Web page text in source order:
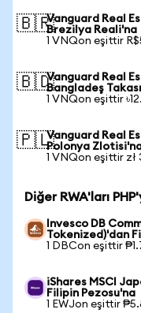
🇧🇷Vanguard Real
Brezilya Reali'na
1 VNQon eşittir
🇧🇩Vanguard Real
Bangladeş
1 VNQon eşittir
🇵🇱Vanguard Real
Polonya
1 VNQon eşittir zł
Diğer RWA'ları
Invesco DB
Tokenized)'dan
1 DBCon eşittir
iShares MSCI
Filipin Pezosu'na
1 EWJon eşittir